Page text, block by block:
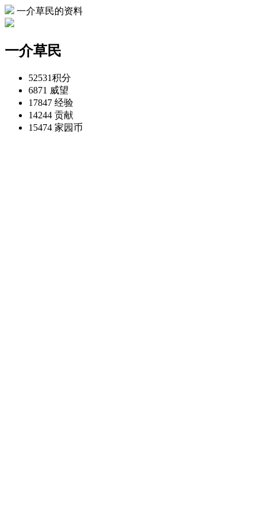
一介草民的资料
一介草民
52531积分
6871 威望
17847 经验
14244 贡献
15474 家园币